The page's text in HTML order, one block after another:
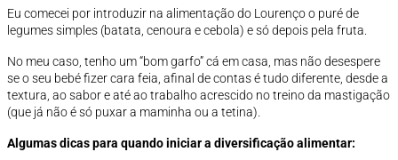
Eu comecei por introduzir na alimentação do Lourenço o puré de
legumes simples (batata, cenoura e cebola) e só depois pela fruta.
No meu caso, tenho um “bom garfo” cá em casa, mas não desespere
se o seu bebé fizer cara feia, afinal de contas é tudo diferente, desde a
textura, ao sabor e até ao trabalho acrescido no treino da mastigação
(que já não é só puxar a maminha ou a tetina).
Algumas dicas para quando iniciar a diversificação alimentar: